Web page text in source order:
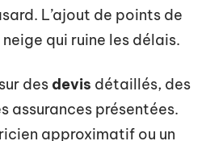
L’ajout de points de
qui ruine les délais.
des devis détaillés, des
assurances présentées.
approximatif ou un